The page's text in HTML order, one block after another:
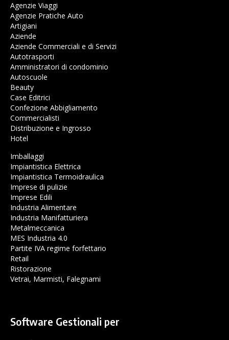
Agenzie Viaggi
Agenzie Pratiche Auto
Artigiani
Aziende
Aziende Commerciali e di Servizi
Autotrasporti
Amministratori di condominio
Autoscuole
Beauty
Case Editrici
Confezione Abbigliamento
Commercialisti
Distribuzione e Ingrosso
Hotel
Imballaggi
Impiantistica Elettrica
Impiantistica Termoidraulica
Imprese di pulizie
Imprese Edili
Industria Alimentare
Industria Manifatturiera
Metalmeccanica
MES Industria 4.0
Partite IVA regime forfettario
Retail
Ristorazione
Vetrai, Marmisti, Falegnami
Software Gestionali per